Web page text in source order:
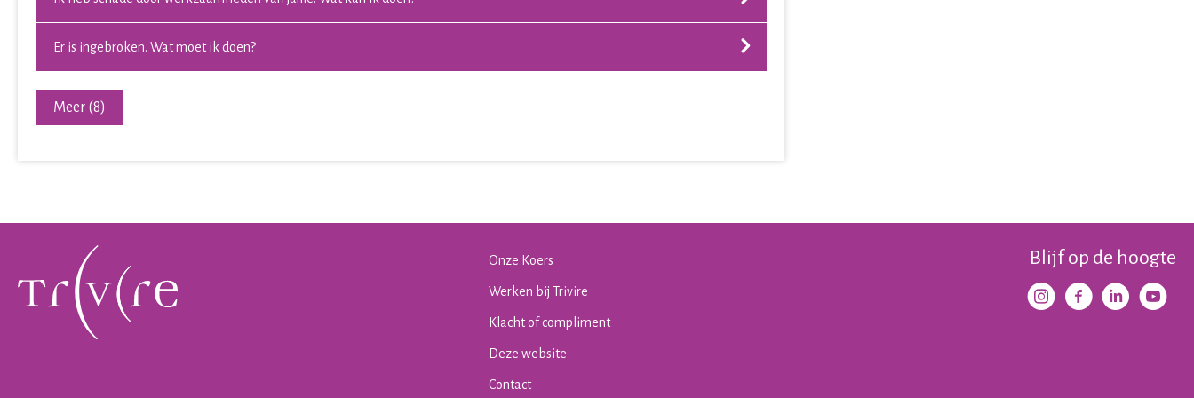
Er is ingebroken. Wat moet ik doen?
Meer (8)
Contactinformatie Onze Koers
Werken bij Trivire
Klacht of compliment
Deze website
Contact
Blijf op de hoogte